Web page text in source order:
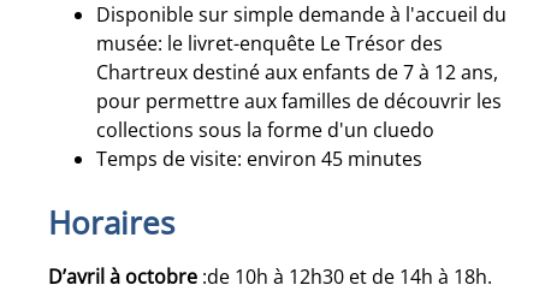
Disponible sur simple demande à l'accueil du
musée: le livret-enquête Le Trésor des
Chartreux destiné aux enfants de 7 à 12 ans,
pour permettre aux familles de découvrir les
collections sous la forme d'un cluedo
Temps de visite: environ 45 minutes
Horaires
D’avril à octobre :de 10h à 12h30 et de 14h à 18h.